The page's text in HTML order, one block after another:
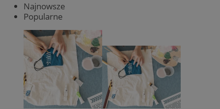
Najnowsze
Popularne